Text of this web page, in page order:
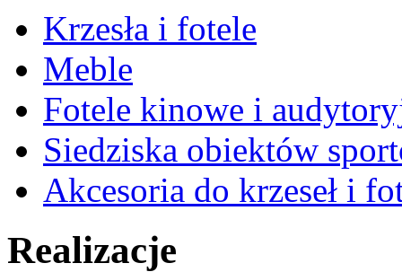
Krzesła i fotele
Meble
Fotele kinowe i
Siedziska obiektów
Akcesoria do krzeseł i
Realizacje